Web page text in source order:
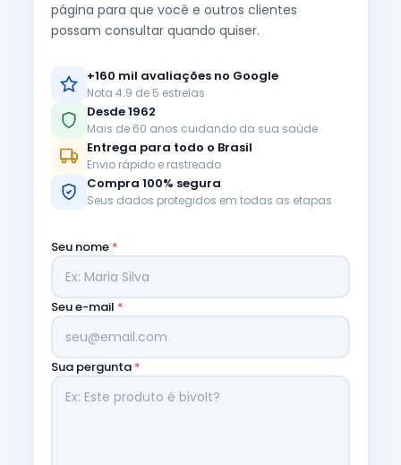
página para que você e outros clientes
possam consultar quando quiser.
+160 mil avaliações no Google
Nota 4.9 de 5 estrelas
Desde 1962
Mais de 60 anos cuidando da sua saúde
Entrega para todo o Brasil
Envio rápido e rastreado
Compra 100% segura
Seus dados protegidos em todas as etapas
Seu nome *
Seu e-mail *
Sua pergunta *